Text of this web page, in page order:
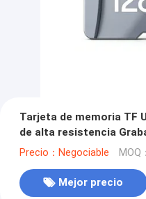
Tarjeta de memoria TF
de alta resistencia
Transferencia estable
Precio：Negociable MOQ
Mejor precio